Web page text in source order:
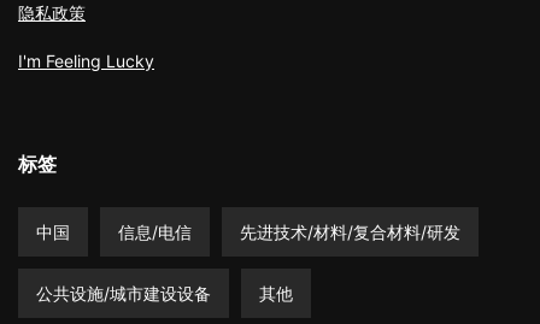
隐私政策
I'm Feeling Lucky
标签
中国 信息/电信 先进技术/材料/复合材料/研发
公共设施/城市建设设备 其他